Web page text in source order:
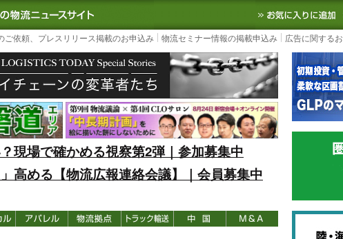
TODAY｜国内最大の物流ニュースサイト3PL, SCMなど国内外の最新の物流
ご依頼、プレスリリース掲載のお申込み 物流セミナー情報の掲載申込み 広告に関する
現場で確かめる視察第2弾｜参加募集中
高める【物流広報連絡会議】｜会員募集中